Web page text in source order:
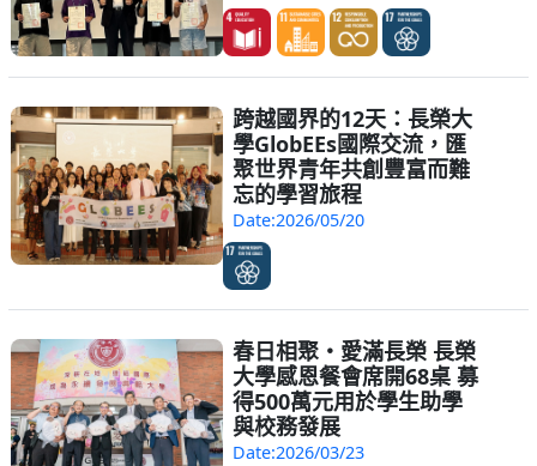
跨越國界的12天：長榮大
學GlobEEs國際交流，匯
聚世界青年共創豐富而難
忘的學習旅程
Date:2026/05/20
春日相聚・愛滿長榮 長榮
大學感恩餐會席開68桌 募
得500萬元用於學生助學
與校務發展
Date:2026/03/23